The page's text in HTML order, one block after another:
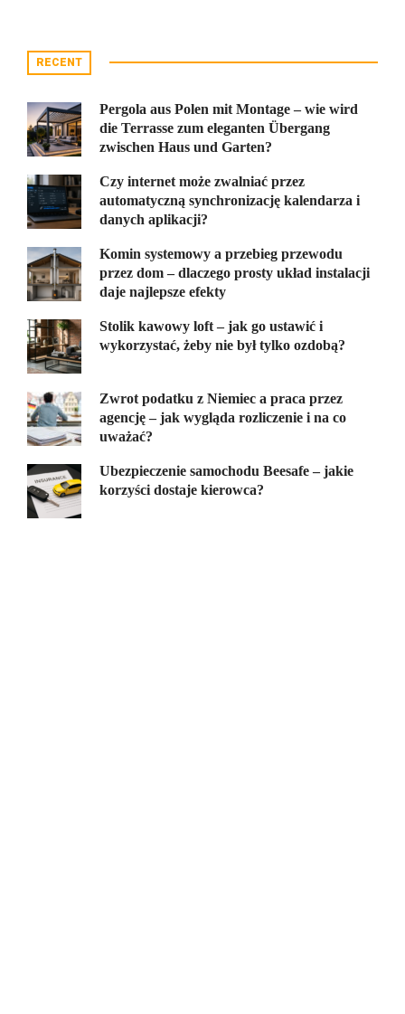
RECENT
Pergola aus Polen mit Montage – wie wird
die Terrasse zum eleganten Übergang
zwischen Haus und Garten?
Czy internet może zwalniać przez
automatyczną synchronizację kalendarza i
danych aplikacji?
Komin systemowy a przebieg przewodu
przez dom – dlaczego prosty układ instalacji
daje najlepsze efekty
Stolik kawowy loft – jak go ustawić i
wykorzystać, żeby nie był tylko ozdobą?
Zwrot podatku z Niemiec a praca przez
agencję – jak wygląda rozliczenie i na co
uważać?
Ubezpieczenie samochodu Beesafe – jakie
korzyści dostaje kierowca?